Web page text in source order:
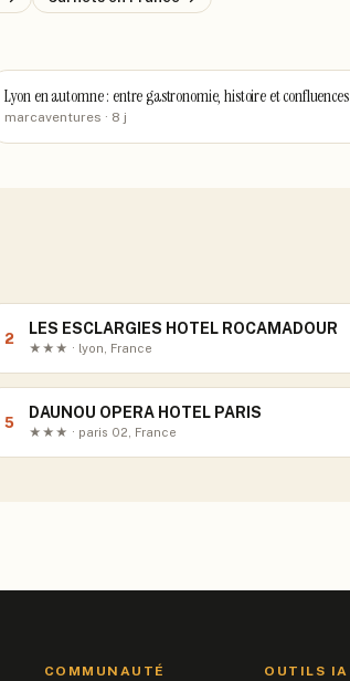
Lyon en automne : entre gastronomie, histoire et confluences
marcaventures · 8 j
2
LES ESCLARGIES HOTEL ROCAMADOUR
★★★ · lyon, France
5
DAUNOU OPERA HOTEL PARIS
★★★ · paris 02, France
COMMUNAUTÉ OUTILS IA